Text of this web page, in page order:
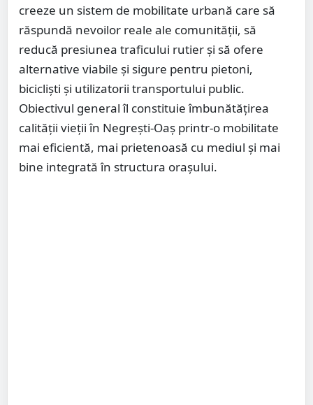
creeze un sistem de mobilitate urbană care să
răspundă nevoilor reale ale comunității, să
reducă presiunea traficului rutier și să ofere
alternative viabile și sigure pentru pietoni,
bicicliști și utilizatorii transportului public.
Obiectivul general îl constituie îmbunătățirea
calității vieții în Negrești-Oaș printr-o mobilitate
mai eficientă, mai prietenoasă cu mediul și mai
bine integrată în structura orașului.